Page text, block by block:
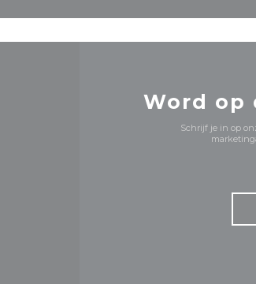
Word op
Schrijf je in op